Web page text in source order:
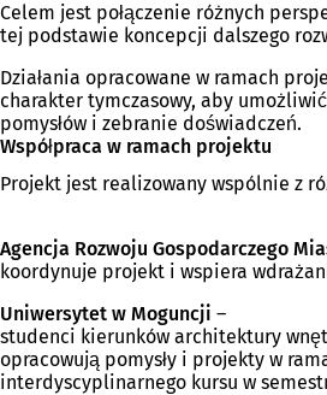
Celem jest połączenie różnych
tej podstawie koncepcji dalszego
Działania opracowane w ramach
charakter tymczasowy, aby
pomysłów i zebranie doświadczeń.
Współpraca w ramach projektu
Projekt jest realizowany wspólnie z
Agencja Rozwoju Gospodarczego
koordynuje projekt i wspiera
Uniwersytet w Moguncji –
studenci kierunków architektury
opracowują pomysły i projekty w
interdyscyplinarnego kursu w